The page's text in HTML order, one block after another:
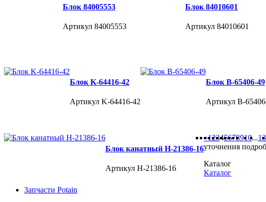
Блок 84005553
Артикул 84005553
Блок 84010601
Артикул 84010601
Блок K-64416-42
Артикул K-64416-42
Блок B-65406-49
Артикул B-
Блок канатный H-21386-16
Артикул H-21386-16
«12345678910...
уточнения
Каталог
Каталог
Запчасти Potain